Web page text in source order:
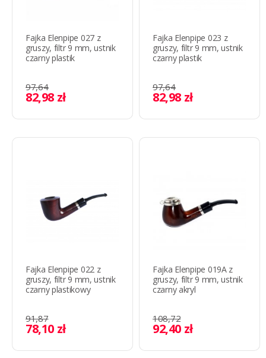
Fajka Elenpipe 027 z
gruszy, filtr 9 mm, ustnik
czarny plastik
97,64
82,98 zł
Fajka Elenpipe 023 z
gruszy, filtr 9 mm, ustnik
czarny plastik
97,64
82,98 zł
Fajka Elenpipe 022 z
gruszy, filtr 9 mm, ustnik
czarny plastikowy
91,87
78,10 zł
Fajka Elenpipe 019A z
gruszy, filtr 9 mm, ustnik
czarny akryl
108,72
92,40 zł